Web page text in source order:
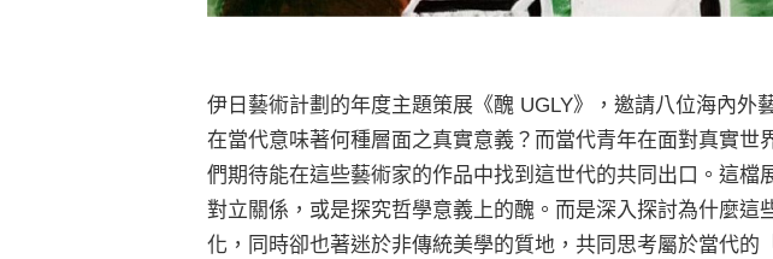
伊日藝術計劃的年度主題策展《醜 UGLY》，邀請八位海內外
在當代意味著何種層面之真實意義？而當代青年在面對真實世
們期待能在這些藝術家的作品中找到這世代的共同出口。這檔
對立關係，或是探究哲學意義上的醜。而是深入探討為什麼這
化，同時卻也著迷於非傳統美學的質地，共同思考屬於當代的